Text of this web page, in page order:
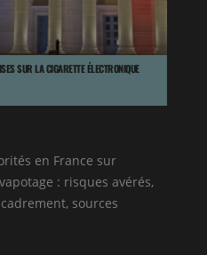
SUR LA CIGARETTE ÉLECTRONIQUE
en France sur
: risques avérés,
sources